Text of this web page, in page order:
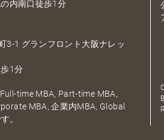
内南口徒歩1分
3-1 グランフロント大阪ナレッ
1分
time MBA, Part-time MBA,
MBA, 企業内MBA, Global
。